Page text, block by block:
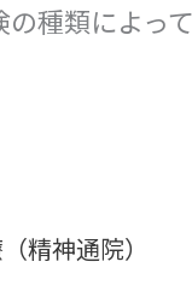
種類によっ
精神通院）